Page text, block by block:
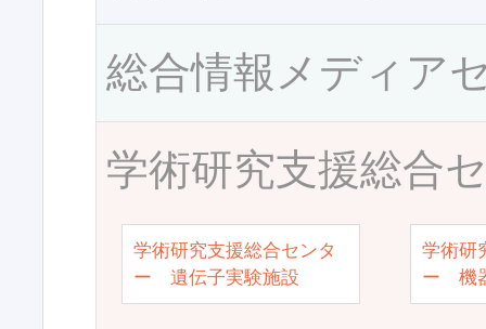
総合情報メディア
学術研究支援総合
学術研究支援総合センタ
ー 遺伝子実験施設
学術研
ー 機